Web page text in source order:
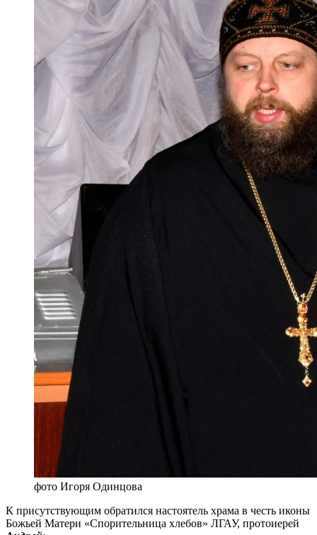
фото Игоря Одинцова
К присутствующим обратился настоятель храма в честь иконы
Божьей Матери «Спорительница хлебов» ЛГАУ, протоиерей